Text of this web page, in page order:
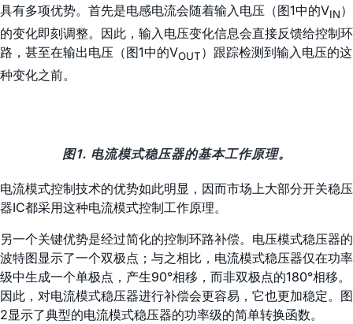
具有多项优势。首先是电感电流会随着输入电压（图1中的VIN）
的变化即刻调整。因此，输入电压变化信息会直接反馈给控制环
路，甚至在输出电压（图1中的VOUT）跟踪检测到输入电压的这
种变化之前。
图1. 电流模式稳压器的基本工作原理。
电流模式控制技术的优势如此明显，因而市场上大部分开关稳压
器IC都采用这种电流模式控制工作原理。
另一个关键优势是经过简化的控制环路补偿。电压模式稳压器的
波特图显示了一个双极点；与之相比，电流模式稳压器仅在功率
级中生成一个单极点，产生90°相移，而非双极点的180°相移。
因此，对电流模式稳压器进行补偿会更容易，它也更加稳定。图
2显示了典型的电流模式稳压器的功率级的简单转换函数。